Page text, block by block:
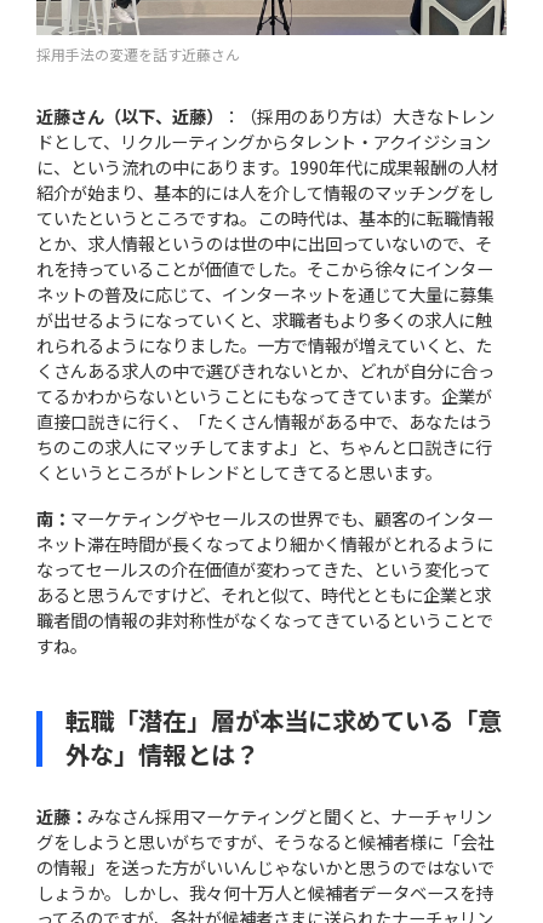
採用手法の変遷を話す近藤さん
近藤さん（以下、近藤）
：（採用のあり方は）大きなトレン
ドとして、リクルーティングからタレント・アクイジション
に、という流れの中にあります。1990年代に成果報酬の人材
紹介が始まり、基本的には人を介して情報のマッチングをし
ていたというところですね。この時代は、基本的に転職情報
とか、求人情報というのは世の中に出回っていないので、そ
れを持っていることが価値でした。そこから徐々にインター
ネットの普及に応じて、インターネットを通じて大量に募集
が出せるようになっていくと、求職者もより多くの求人に触
れられるようになりました。一方で情報が増えていくと、た
くさんある求人の中で選びきれないとか、どれが自分に合っ
てるかわからないということにもなってきています。企業が
直接口説きに行く、「たくさん情報がある中で、あなたはう
ちのこの求人にマッチしてますよ」と、ちゃんと口説きに行
くというところがトレンドとしてきてると思います。
南： マーケティングやセールスの世界でも、顧客のインター
ネット滞在時間が長くなってより細かく情報がとれるように
なってセールスの介在価値が変わってきた、という変化って
あると思うんですけど、それと似て、時代とともに企業と求
職者間の情報の非対称性がなくなってきているということで
すね。
転職「潜在」層が本当に求めている「意
外な」情報とは？
近藤： みなさん採用マーケティングと聞くと、ナーチャリン
グをしようと思いがちですが、そうなると候補者様に「会社
の情報」を送った方がいいんじゃないかと思うのではないで
しょうか。しかし、我々何十万人と候補者データベースを持